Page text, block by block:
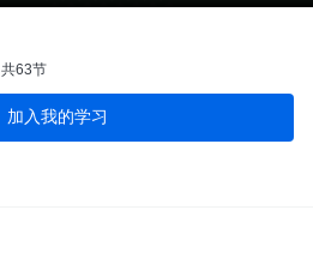
共63节
加入我的学习